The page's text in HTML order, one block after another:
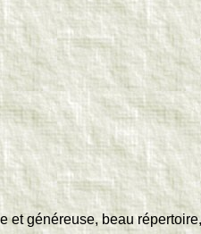
généreuse, beau